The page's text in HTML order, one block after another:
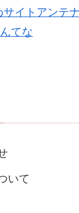
イトアンテナ
てな
いて